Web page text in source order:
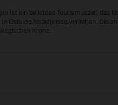
ist ein beliebtes Tourismusziel, das
Oslo die Nobelpreise verliehen. Die
Krone.